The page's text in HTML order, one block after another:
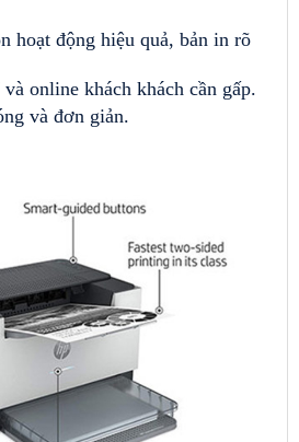
hoạt động hiệu quả, bản in rõ
online khách khách cần gấp.
và đơn giản.